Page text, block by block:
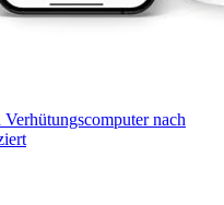
nach